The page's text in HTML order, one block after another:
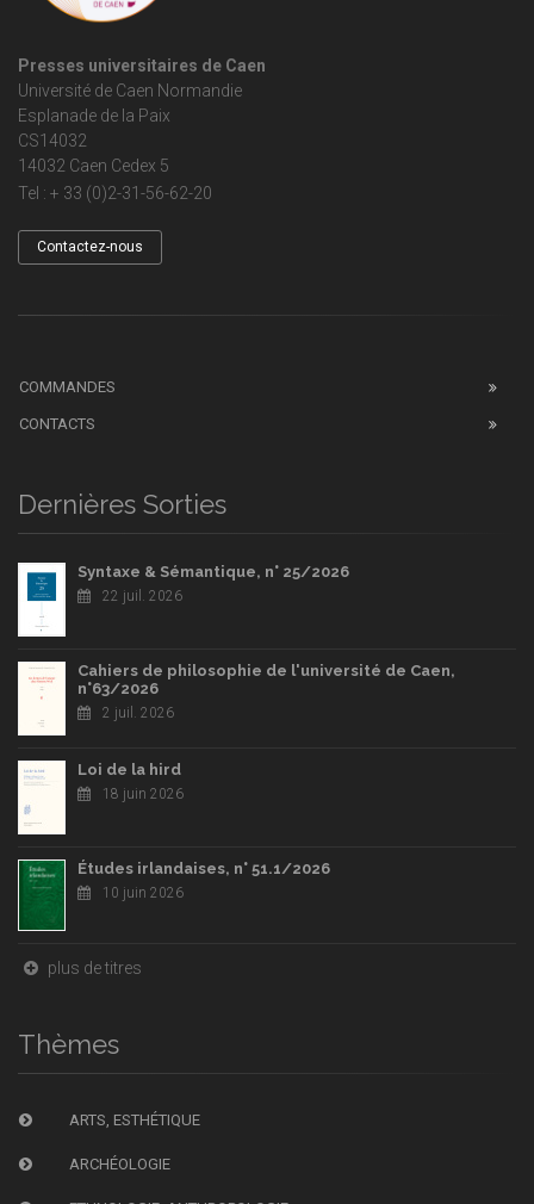
Presses universitaires de Caen
Université de Caen Normandie
Esplanade de la Paix
CS14032
14032 Caen Cedex 5
Tel : + 33 (0)2-31-56-62-20
Contactez-nous
COMMANDES
CONTACTS
Dernières Sorties
Syntaxe & Sémantique, n° 25/2026
22 juil. 2026
Cahiers de philosophie de l'université de Caen,
n°63/2026
2 juil. 2026
Loi de la hird
18 juin 2026
Études irlandaises, n° 51.1/2026
10 juin 2026
plus de titres
Thèmes
ARTS, ESTHÉTIQUE
ARCHÉOLOGIE